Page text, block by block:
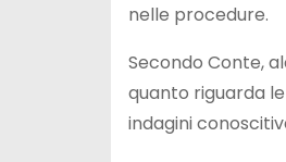
nelle procedure.
Secondo Conte,
quanto riguarda
indagini